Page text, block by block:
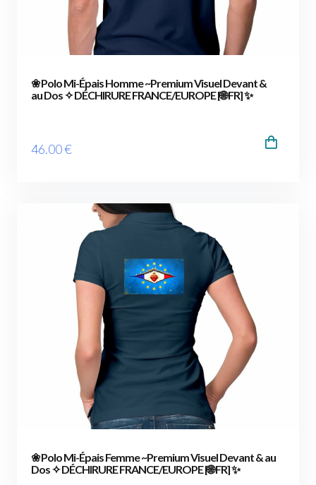
❀ Polo Mi-Épais Homme ~Premium Visuel Devant &
au Dos ✧ DÉCHIRURE FRANCE/EUROPE [🌐 FR] ✨
46.00€
❀ Polo Mi-Épais Femme ~Premium Visuel Devant & au
Dos ✧ DÉCHIRURE FRANCE/EUROPE [🌐 FR] ✨